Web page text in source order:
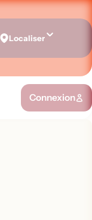
Localiser
Connexion